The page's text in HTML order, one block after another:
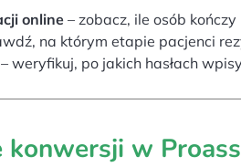
online – zobacz, ile osób
na którym etapie pacjenci
– weryfikuj, po jakich hasłach
konwersji w